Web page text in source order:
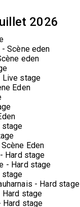
2026
Scène eden
eden
Live stage
Eden
stage
Eden
Hard stage
- Hard stage
stage
- Hard stage
Hard stage
Hard stage